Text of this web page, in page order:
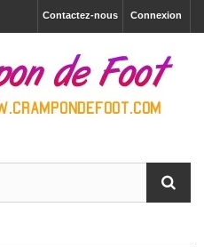
Connexion
Contactez-nous